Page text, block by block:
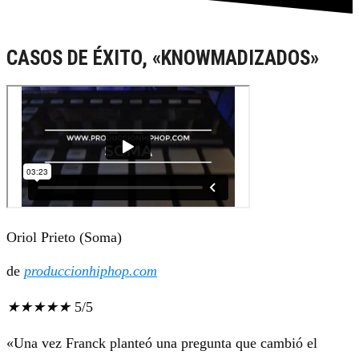
CASOS DE ÉXITO, «KNOWMADIZADOS»
Oriol Prieto (Soma)
de produccionhiphop.com
★★★★★ 5/5
«Una vez Franck planteó una pregunta que cambió el